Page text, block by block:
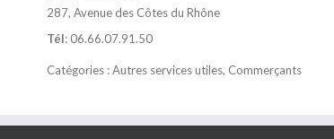
287, Avenue des Côtes du Rhône
Tél: 06.66.07.91.50
Catégories :Autres services utiles, Commerçants